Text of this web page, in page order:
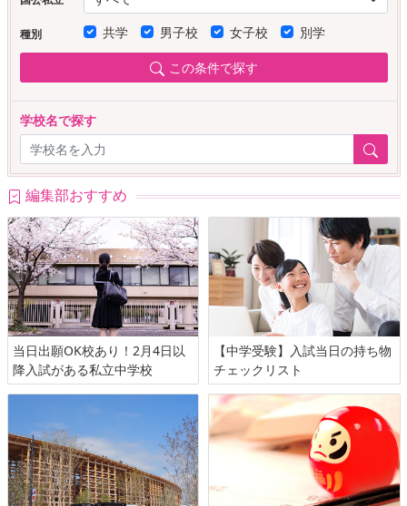
種別 共学 男子校 女子校 別学
この条件で探す
学校名で探す
編集部おすすめ
当日出願OK校あり！2月4日以
降入試がある私立中学校
【中学受験】入試当日の持ち物
チェックリスト